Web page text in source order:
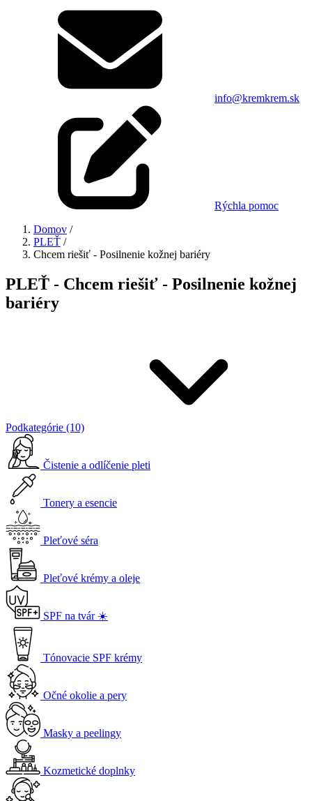
info@kremkrem.sk
Rýchla pomoc
Domov /
PLEŤ /
Chcem riešiť - Posilnenie kožnej bariéry
PLEŤ - Chcem riešiť - Posilnenie kožnej
bariéry
Podkategórie (10)
Čistenie a odlíčenie pleti
Tonery a esencie
Pleťové séra
Pleťové krémy a oleje
SPF na tvár ☀️
Tónovacie SPF krémy
Očné okolie a pery
Masky a peelingy
Kozmetické doplnky